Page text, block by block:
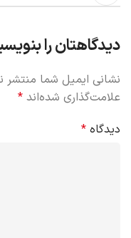
دیدگاهتان را
نشانی ایمیل شما منتشر
علامت‌گذاری شده‌اند *
دیدگاه *